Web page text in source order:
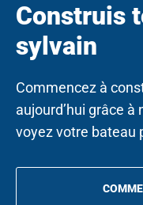
Construis
sylvain
Commencez à
aujourd’hui grâce
voyez votre bateau